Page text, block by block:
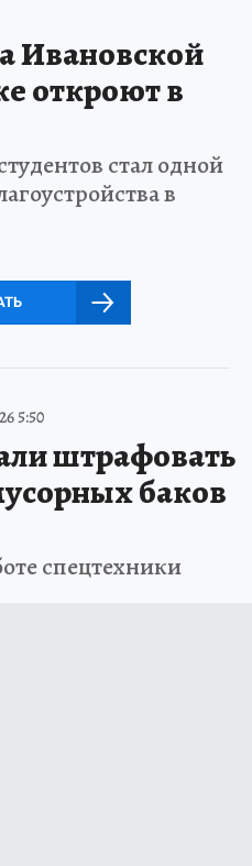
Ивановской
откроют в
стал одной
в
5:50
штрафовать
баков
спецтехники